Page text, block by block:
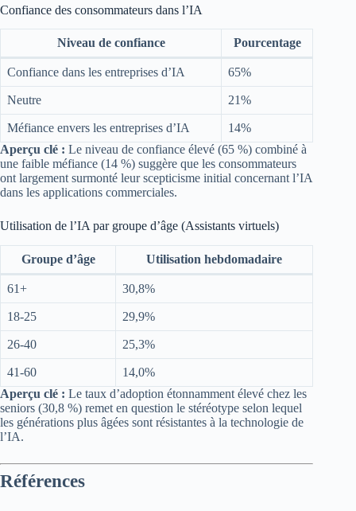
Confiance des consommateurs dans l’IA
Niveau de confiance Pourcentage
Confiance dans les entreprises d’IA 65%
Neutre 21%
Méfiance envers les entreprises d’IA
14%
Aperçu clé : Le niveau de confiance élevé (65 %) combiné à
une faible méfiance (14 %) suggère que les consommateurs
ont largement surmonté leur scepticisme initial concernant l’IA
dans les applications commerciales.
Utilisation de l’IA par groupe d’âge (Assistants virtuels)
Groupe d’âge Utilisation hebdomadaire
61+ 30,8%
18-25 29,9%
26-40 25,3%
41-60
14,0%
Aperçu clé : Le taux d’adoption étonnamment élevé chez les
seniors (30,8 %) remet en question le stéréotype selon lequel
les générations plus âgées sont résistantes à la technologie de
l’IA.
Références